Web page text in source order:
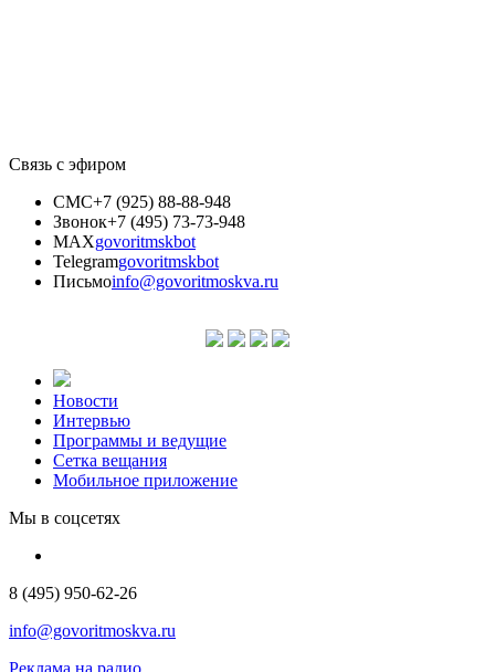
Связь с эфиром
СМС+7 (925) 88-88-948
Звонок+7 (495) 73-73-948
MAXgovoritmskbot
Telegramgovoritmskbot
Письмоinfo@govoritmoskva.ru
Новости
Интервью
Программы и ведущие
Сетка вещания
Мобильное приложение
Мы в соцсетях
8 (495) 950-62-26
info@govoritmoskva.ru
Реклама на радио